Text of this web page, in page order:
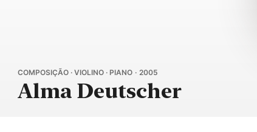
COMPOSIÇÃO · VIOLINO · PIANO · 2005
Alma Deutscher